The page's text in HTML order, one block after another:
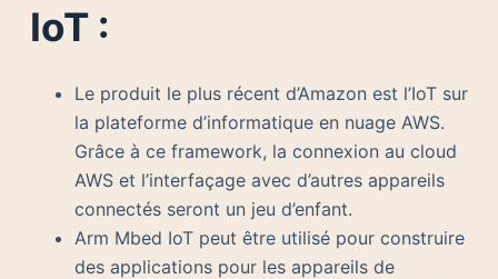
IoT :
Le produit le plus récent d’Amazon est l’IoT sur
la plateforme d’informatique en nuage AWS.
Grâce à ce framework, la connexion au cloud
AWS et l’interfaçage avec d’autres appareils
connectés seront un jeu d’enfant.
Arm Mbed IoT peut être utilisé pour construire
des applications pour les appareils de